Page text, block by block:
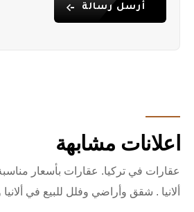
أرسل رسالة
اعلانات مشابهة
عقارات في تركيا. عقارات بأسعار
ألانيا . شقق وأراضي وفلل للبيع في